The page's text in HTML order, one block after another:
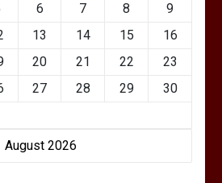
August 2026
6 7 8
9
13 14 15
16
20 21 22
23
27 28 29
30